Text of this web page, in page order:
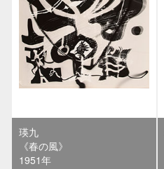
瑛九
《春の風》
1951年